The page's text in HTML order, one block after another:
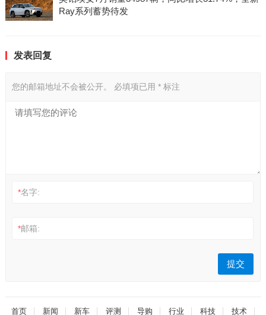
Ray系列蓄势待发
发表回复
您的邮箱地址不会被公开。 必填项已用 *标注
*名字:
*邮箱:
首页 新闻 新车 评测 导购 行业 科技 技术